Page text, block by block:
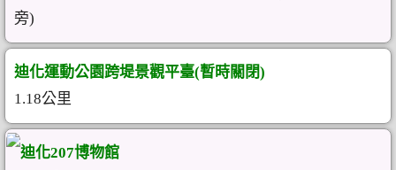
旁)
迪化運動公園跨堤景觀平臺(暫時關閉)
1.18公里
迪化207博物館